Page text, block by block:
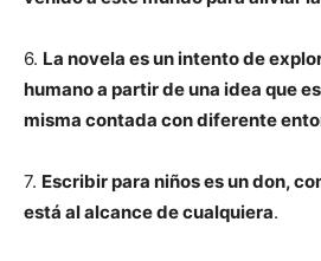
6. La novela es un intento de
humano a partir de una idea que
misma contada con diferente
7. Escribir para niños es un don,
está al alcance de cualquiera.